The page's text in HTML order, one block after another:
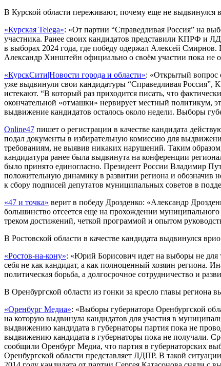
В Курской области переживают, почему еще не выдвинулся
«Курская Telega»: «От партии “Справедливая Россия” на
участника. Ранее своих кандидатов представили КПРФ и
в выборах 2024 года, где победу одержал Алексей Смирнов.
Александр Хинштейн официально о своём участии пока не
«КурскСити|Новости города и области»: «Открытый вопрос
уже выдвинули свои кандидатуры “Справедливая
истекают. “В который раз приходится писать, что
окончательной «отмашки» нервирует местный политикум,
выдвижение кандидатов осталось около недели. Выборы
Online47 пишет о регистрации в качестве кандидата
подал документы в избирательную комиссию для
требованиям, не выявив никаких нарушений. Таким
кандидатура ранее была выдвинута на конференции
было принято единогласно. Президент России Владимир
положительную динамику в развитии региона и обозначив
к сбору подписей депутатов муниципальных советов в
«47 и точка» верит в победу Дрозденко: «Александр
большинство отсеется еще на прохождении
треком достижений, четкой программой и опытом
В Ростовской области в качестве кандидата выдвинулся
«Ростов-на-кону»: «Юрий Борисович идет на выборы не для
себя не как кандидат, а как полноценный хозяин региона.
политическая борьба, а долгосрочное сотрудничество и
В Оренбургской области из гонки за кресло главы региона
«Оренбург Медиа»: «Выборы губернатора Оренбургской
на которую выдвинула кандидатов для участия в
выдвижению кандидата в губернаторы партия пока не
выдвижению кандидата в губернаторы пока не получали.
сообщили Оренбург Медиа, что партия в губернаторских
Оренбургской области представляет ЛДПР. В такой